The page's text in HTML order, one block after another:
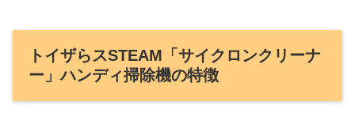
トイザらスSTEAM「サイクロンクリーナ
ー」ハンディ掃除機の特徴